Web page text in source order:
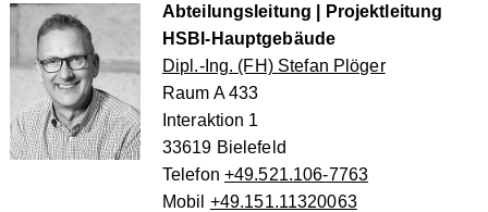
Abteilungsleitung | Projektleitung
HSBI-Hauptgebäude
Dipl.-Ing. (FH) Stefan Plöger
Raum A 433
Interaktion 1
33619 Bielefeld
Telefon +49.521.106-7763
Mobil +49.151.11320063